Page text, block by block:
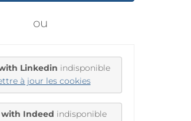
ou
Linkedin indisponible
à jour les cookies
Indeed indisponible